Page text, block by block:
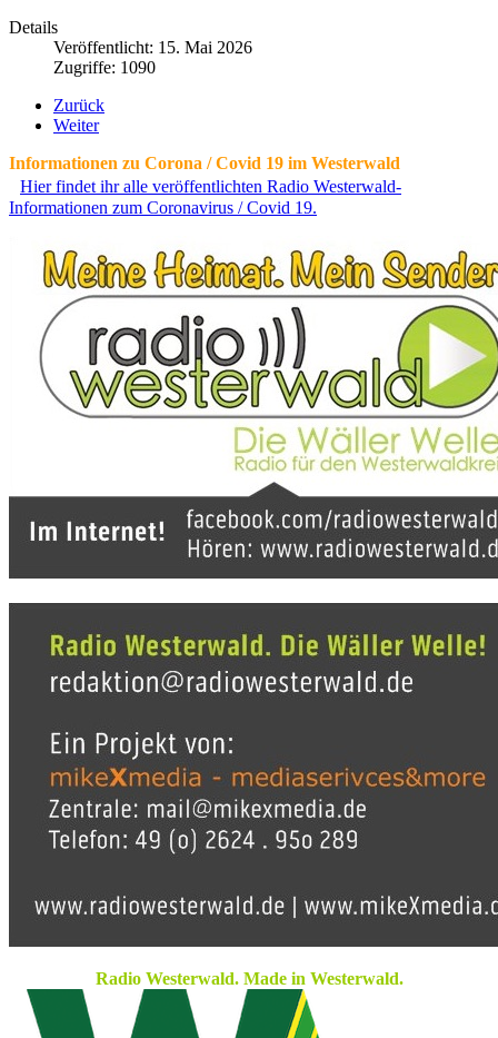
Details
Veröffentlicht: 15. Mai 2026
Zugriffe: 1090
Zurück
Weiter
Informationen zu Corona / Covid 19 im Westerwald
Hier findet ihr alle veröffentlichten Radio Westerwald-
Informationen zum Coronavirus / Covid 19.
Radio Westerwald. Made in Westerwald.